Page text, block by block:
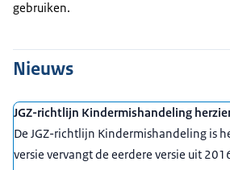
gebruiken.
Nieuws
JGZ-richtlijn Kindermishandeling
De JGZ-richtlijn Kindermishandeling is
versie vervangt de eerdere versie uit